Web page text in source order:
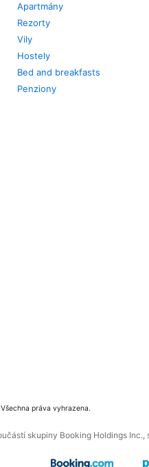
Apartmány
Rezorty
Vily
Hostely
Bed and breakfasts
Penziony
práva vyhrazena.
skupiny Booking Holdings